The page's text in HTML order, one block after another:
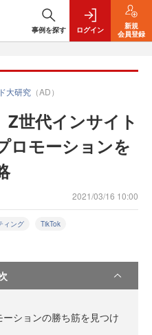
事例を探す ログイン
新規
会員登録
大研究 （AD）
Z世代インサイト
ロモーションを
2021/03/16 10:00
ィング TikTok
ションの勝ち筋を見つけ